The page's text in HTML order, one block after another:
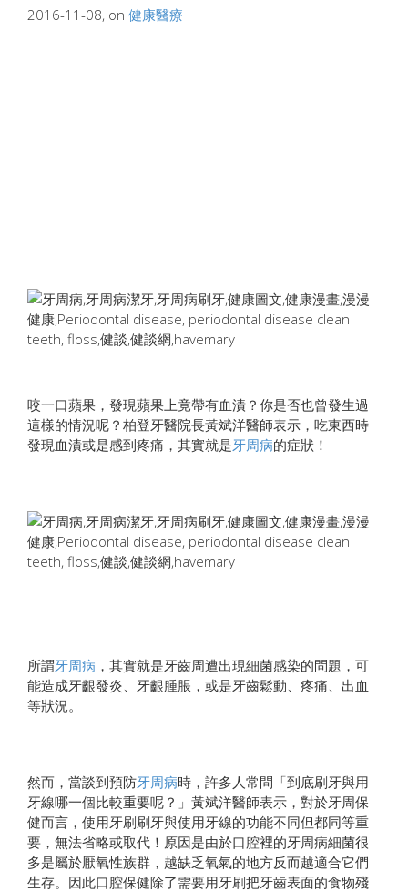
2016-11-08, on 健康醫療
咬一口蘋果，發現蘋果上竟帶有血漬？你是否也曾發生過
這樣的情況呢？柏登牙醫院長黃斌洋醫師表示，吃東西時
發現血漬或是感到疼痛，其實就是牙周病的症狀！
所謂牙周病 ，其實就是牙齒周遭出現細菌感染的問題，可
能造成牙齦發炎、牙齦腫脹，或是牙齒鬆動、疼痛、出血
等狀況。
然而，當談到預防牙周病時，許多人常問「到底刷牙與用
牙線哪一個比較重要呢？」黃斌洋醫師表示，對於牙周保
健而言，使用牙刷刷牙與使用牙線的功能不同但都同等重
要，無法省略或取代！原因是由於口腔裡的牙周病細菌很
多是屬於厭氧性族群，越缺乏氧氣的地方反而越適合它們
生存。因此口腔保健除了需要用牙刷把牙齒表面的食物殘